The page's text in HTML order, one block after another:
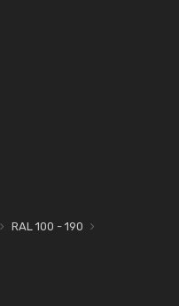
RAL 100 - 190